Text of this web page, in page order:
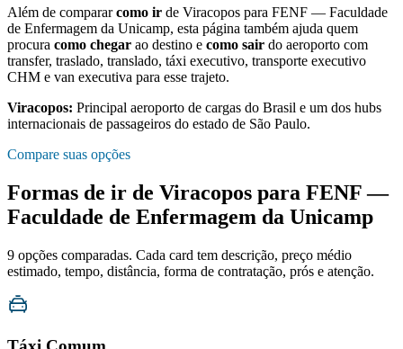
Além de compararcomo ir de Viracopos para FENF — Faculdade
de Enfermagem da Unicamp, esta página também ajuda quem
procura como chegar ao destino e como sair do aeroporto com
transfer, traslado, translado, táxi executivo, transporte executivo
CHM e van executiva para esse trajeto.
Viracopos: Principal aeroporto de cargas do Brasil e um dos hubs
internacionais de passageiros do estado de São Paulo.
Compare suas opções
Formas de ir de Viracopos para FENF —
Faculdade de Enfermagem da Unicamp
9 opções comparadas. Cada card tem descrição, preço médio
estimado, tempo, distância, forma de contratação, prós e atenção.